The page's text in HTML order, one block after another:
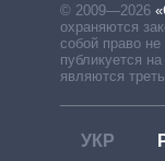
© 2009—2026
охраняются
собой право
публикуется
являются
УКР